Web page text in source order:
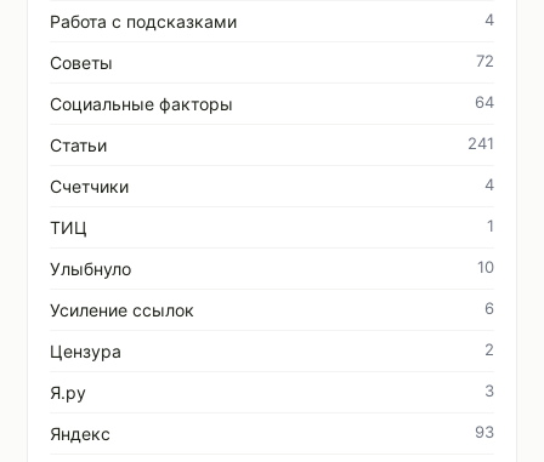
Работа с подсказками 4
Советы 72
Социальные факторы 64
Статьи 241
Счетчики 4
ТИЦ 1
Улыбнуло 10
Усиление ссылок 6
Цензура 2
Я.ру 3
Яндекс 93